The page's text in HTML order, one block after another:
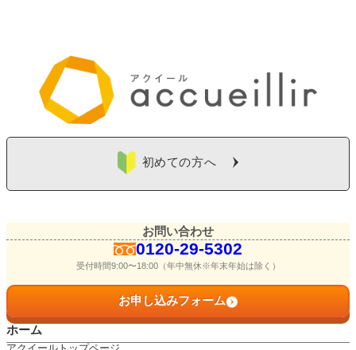
初めての方へ
お問い合わせ
0120-29-5302
受付時間9:00〜18:00（年中無休※年末年始は除く）
お申し込みフォーム
ホーム